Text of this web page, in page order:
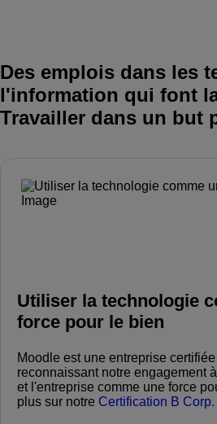
Des emplois dans les
l'information qui font
Travailler dans un but
Utiliser la technologie
force pour le bien
Moodle est une entreprise
reconnaissant notre engagement
et l'entreprise comme une force
plus sur notre Certification B Corp.